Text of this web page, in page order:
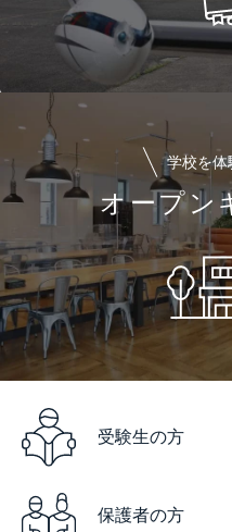
学校を体
オープン
受験生の方
保護者の方